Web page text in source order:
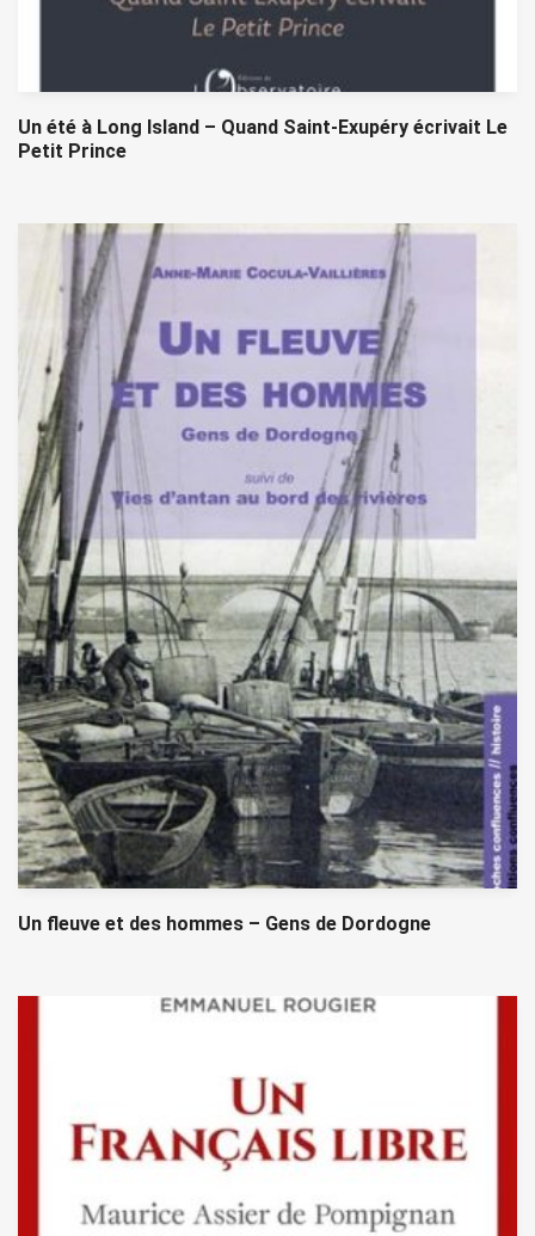
Un été à Long Island – Quand Saint-Exupéry écrivait Le
Petit Prince
Un fleuve et des hommes – Gens de Dordogne